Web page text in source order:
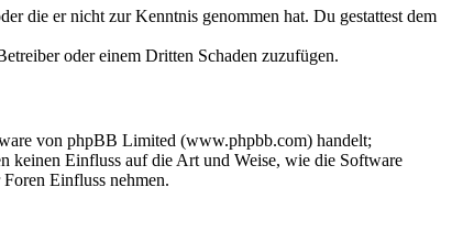
die er nicht zur Kenntnis genommen hat. Du gestattest dem
oder einem Dritten Schaden zuzufügen.
von phpBB Limited (www.phpbb.com) handelt;
keinen Einfluss auf die Art und Weise, wie die Software
Einfluss nehmen.